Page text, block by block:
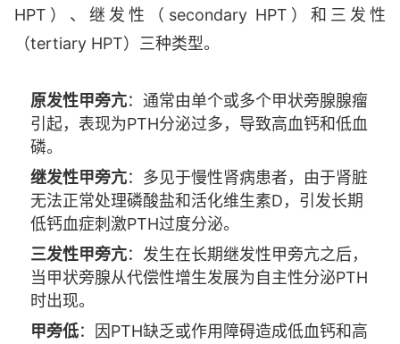
HPT）、继发性（secondary HPT）和三发性
（tertiary HPT）三种类型。
原发性甲旁亢：通常由单个或多个甲状旁腺腺瘤
引起，表现为PTH分泌过多，导致高血钙和低血
磷。
继发性甲旁亢：多见于慢性肾病患者，由于肾脏
无法正常处理磷酸盐和活化维生素D，引发长期
低钙血症刺激PTH过度分泌。
三发性甲旁亢：发生在长期继发性甲旁亢之后，
当甲状旁腺从代偿性增生发展为自主性分泌PTH
时出现。
甲旁低：因PTH缺乏或作用障碍造成低血钙和高